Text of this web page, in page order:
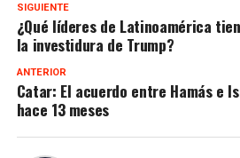
SIGUIENTE
¿Qué líderes de Latinoamérica
la investidura de Trump?
ANTERIOR
Catar: El acuerdo entre Hamás e
hace 13 meses